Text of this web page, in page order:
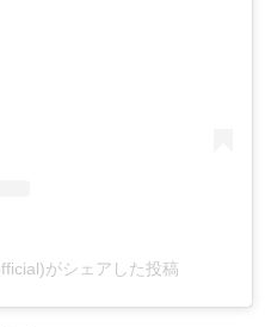
がシェアした投稿